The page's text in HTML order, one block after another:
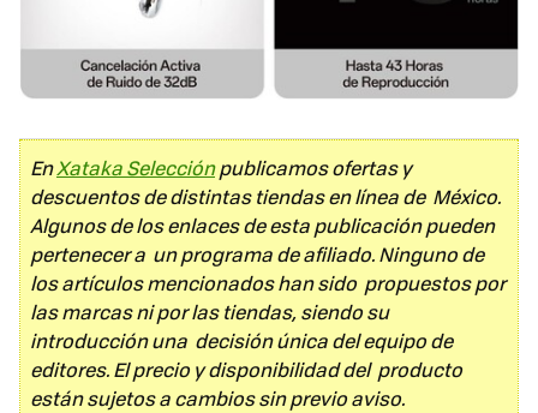
EnXataka Selecciónpublicamos ofertas y
descuentos de distintas tiendas en línea de México.
Algunos de los enlaces de esta publicación pueden
pertenecer a un programa de afiliado. Ninguno de
los artículos mencionados han sido propuestos por
las marcas ni por las tiendas, siendo su
introducción una decisión única del equipo de
editores. El precio y disponibilidad del producto
están sujetos a cambios sin previo aviso.